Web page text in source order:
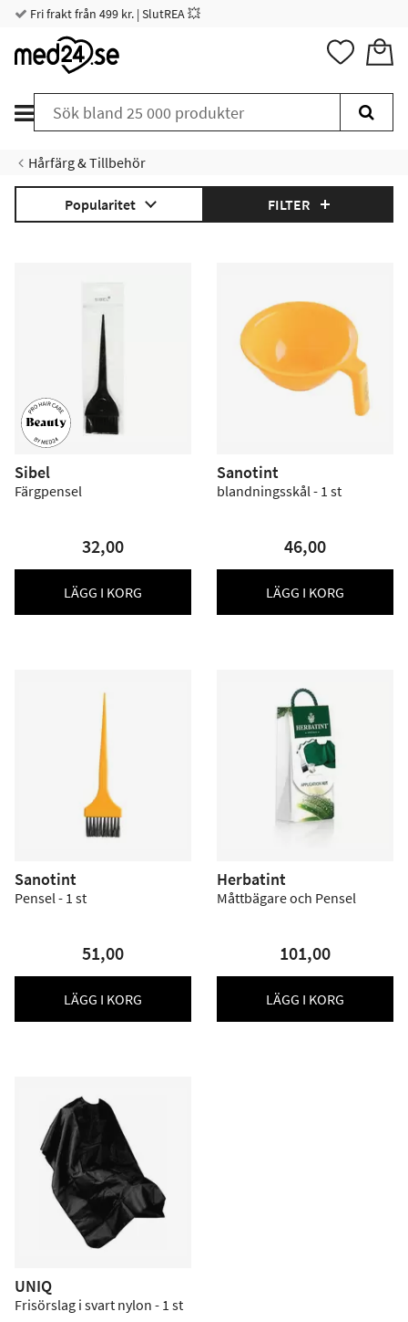
Fri frakt från 499 kr. | SlutREA 💥
Hårfärg & Tillbehör
Popularitet FILTER
Sibel
Färgpensel
32,00
LÄGG I KORG
Sanotint
blandningsskål - 1 st
46,00
LÄGG I KORG
Sanotint
Pensel - 1 st
51,00
LÄGG I KORG
Herbatint
Måttbägare och Pensel
101,00
LÄGG I KORG
UNIQ
Frisörslag i svart nylon - 1 st